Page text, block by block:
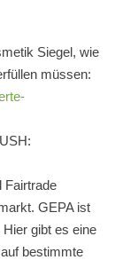
Siegel, wie
müssen:
Fairtrade
GEPA ist
gibt es eine
bestimmte